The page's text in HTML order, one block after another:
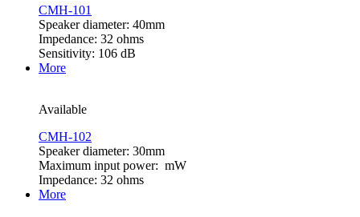
CMH-101
Speaker diameter: 40mm
Impedance: 32 ohms
Sensitivity: 106 dB
More
Available
CMH-102
Speaker diameter: 30mm
Maximum input power: mW
Impedance: 32 ohms
More